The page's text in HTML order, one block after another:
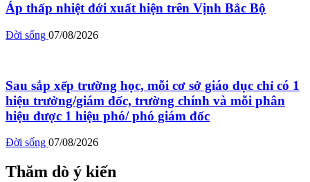
Áp thấp nhiệt đới xuất hiện trên Vịnh Bắc Bộ
Đời sống 07/08/2026
Sau sắp xếp trường học, mỗi cơ sở giáo dục chỉ có 1
hiệu trưởng/giám đốc, trường chính và mỗi phân
hiệu được 1 hiệu phó/ phó giám đốc
Đời sống 07/08/2026
Thăm dò ý kiến